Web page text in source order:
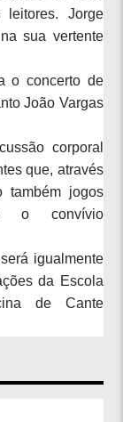
Jorge
sua vertente
o concerto de
João Vargas
corporal
que, através
também jogos
o convívio
igualmente
da Escola
de Cante